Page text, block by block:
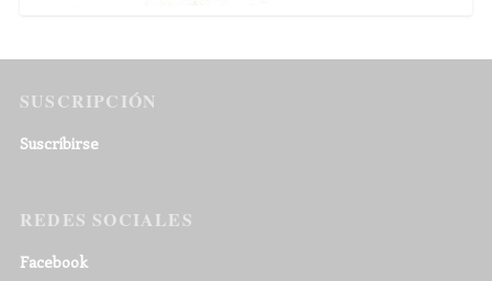
SUSCRIPCIÓN
Suscribirse
REDES SOCIALES
Facebook